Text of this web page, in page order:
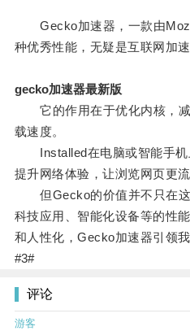
Gecko加速器，一款由
种优秀性能，无疑是互联网加速
gecko加速器最新版
它的作用在于优化内核，减
载速度。
Installed在电脑或智能手机
提升网络体验，让浏览网页更
但Gecko的价值并不只在这
科技应用、智能化设备等的性
和人性化，Gecko加速器引领
#3#
评论
游客